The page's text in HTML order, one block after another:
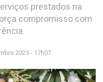
prestados na
compromisso com
2025 - 17h07